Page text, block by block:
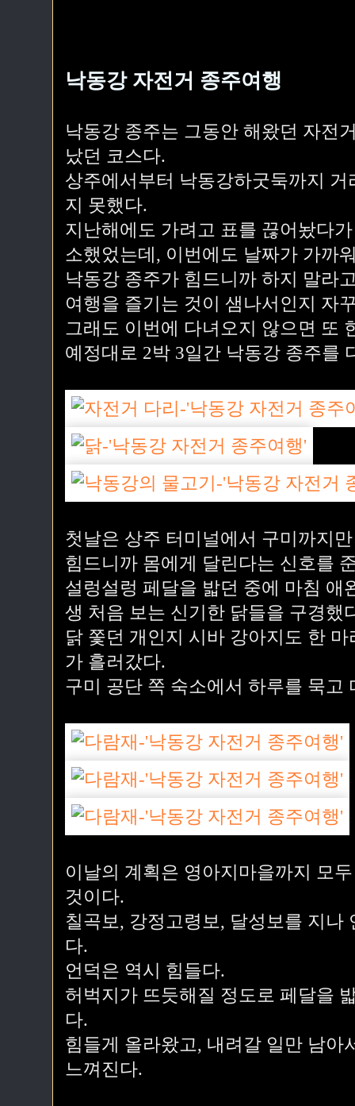
낙동강 자전거 종주여행
낙동강 종주는 그동안 해왔던 자전
났던 코스다.
상주에서부터 낙동강하굿둑까지
지 못했다.
지난해에도 가려고 표를 끊어놨다
소했었는데, 이번에도 날짜가 가까
낙동강 종주가 힘드니까 하지 말라
여행을 즐기는 것이 샘나서인지 자
그래도 이번에 다녀오지 않으면 또
예정대로 2박 3일간 낙동강 종주를
첫날은 상주 터미널에서 구미까지
힘드니까 몸에게 달린다는 신호를
설렁설렁 페달을 밟던 중에 마침 애
생 처음 보는 신기한 닭들을 구경했
닭 쫓던 개인지 시바 강아지도 한
가 흘러갔다.
구미 공단 쪽 숙소에서 하루를 묵고
이날의 계획은 영아지마을까지 모
것이다.
칠곡보, 강정고령보, 달성보를 지나
다.
언덕은 역시 힘들다.
허벅지가 뜨듯해질 정도로 페달을
다.
힘들게 올라왔고, 내려갈 일만 남아
느껴진다.